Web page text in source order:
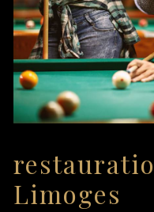
Limoges